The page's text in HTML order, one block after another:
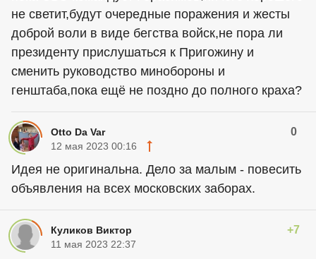
не светит,будут очередные поражения и жесты
доброй воли в виде бегства войск,не пора ли
президенту прислушаться к Пригожину и
сменить руководство минобороны и
генштаба,пока ещё не поздно до полного краха?
Otto Da Var 0
12 мая 2023 00:16
Идея не оригинальна. Дело за малым - повесить
объявления на всех московских заборах.
Куликов Виктор +7
11 мая 2023 22:37